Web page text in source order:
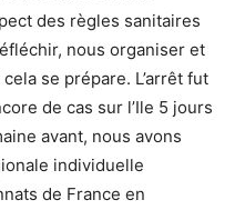
des règles sanitaires
nous organiser et
se prépare. L’arrêt fut
de cas sur l’Ile 5 jours
avant, nous avons
individuelle
de France en